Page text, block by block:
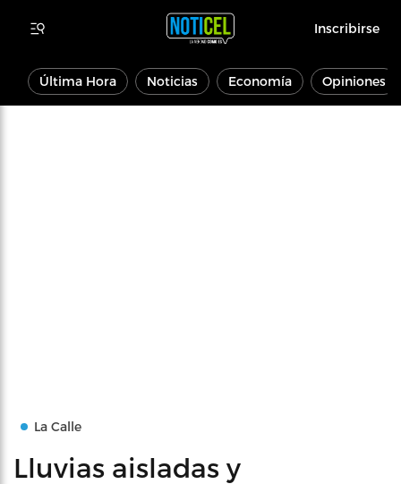
Inscribirse
Última Hora Noticias Economía Opiniones
La Calle
Lluvias aisladas y